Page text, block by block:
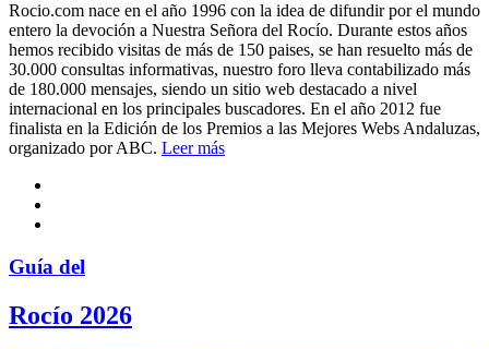
Rocio.com nace en el año 1996 con la idea de difundir por el mundo
entero la devoción a Nuestra Señora del Rocío. Durante estos años
hemos recibido visitas de más de 150 paises, se han resuelto más de
30.000 consultas informativas, nuestro foro lleva contabilizado más
de 180.000 mensajes, siendo un sitio web destacado a nivel
internacional en los principales buscadores. En el año 2012 fue
finalista en la Edición de los Premios a las Mejores Webs Andaluzas,
organizado por ABC. Leer más
Guía del
Rocío 2026